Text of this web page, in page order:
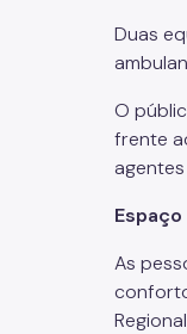
Duas
O
frente
As